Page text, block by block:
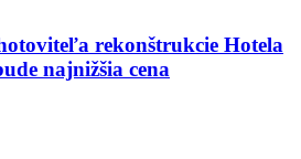
rekonštrukcie Hotela
najnižšia cena